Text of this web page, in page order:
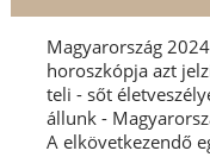
Magyarország
horoszkópja azt
teli - sőt
állunk -
A elkövetkezendő